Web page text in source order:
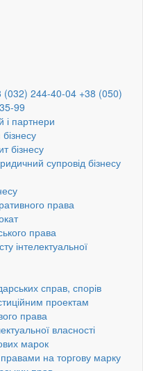
(032) 244-40-04 +38 (050)
99
і партнери
бізнесу
супровід бізнесу
права
права
інтелектуальної
справ, спорів
проектам
права
власності
марок
на торгову марку